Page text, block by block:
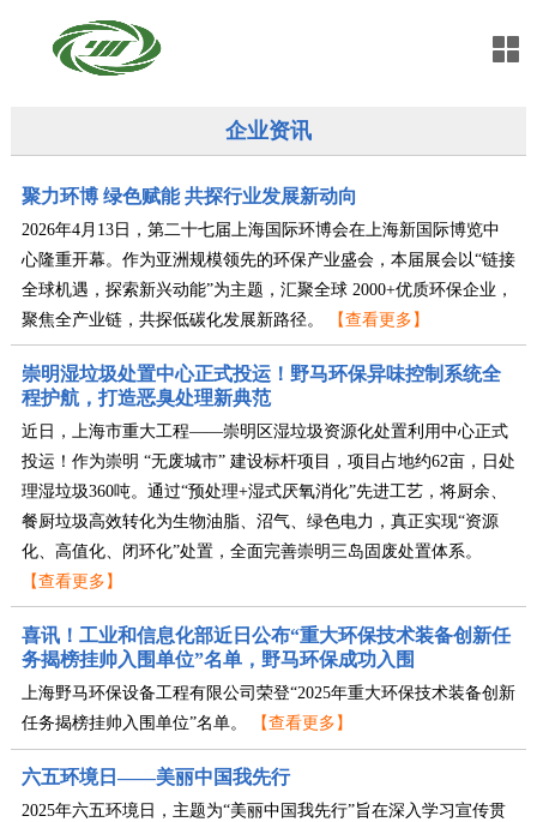
企业资讯
聚力环博 绿色赋能 共探行业发展新动向
2026年4月13日，第二十七届上海国际环博会在上海新国际博览中
心隆重开幕。作为亚洲规模领先的环保产业盛会，本届展会以“链接
全球机遇，探索新兴动能”为主题，汇聚全球 2000+优质环保企业，
聚焦全产业链，共探低碳化发展新路径。
【查看更多】
崇明湿垃圾处置中心正式投运！野马环保异味控制系统全
程护航，打造恶臭处理新典范
近日，上海市重大工程——崇明区湿垃圾资源化处置利用中心正式
投运！作为崇明 “无废城市” 建设标杆项目，项目占地约62亩，日处
理湿垃圾360吨。通过“预处理+湿式厌氧消化”先进工艺，将厨余、
餐厨垃圾高效转化为生物油脂、沼气、绿色电力，真正实现“资源
化、高值化、闭环化”处置，全面完善崇明三岛固废处置体系。
【查看更多】
喜讯！工业和信息化部近日公布“重大环保技术装备创新任
务揭榜挂帅入围单位”名单，野马环保成功入围
上海野马环保设备工程有限公司荣登“2025年重大环保技术装备创新
任务揭榜挂帅入围单位”名单。
【查看更多】
六五环境日——美丽中国我先行
2025年六五环境日，主题为“美丽中国我先行”旨在深入学习宣传贯